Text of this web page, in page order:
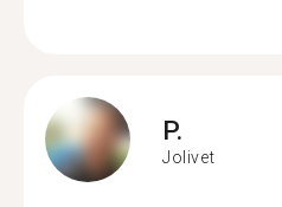
P.
Jolivet